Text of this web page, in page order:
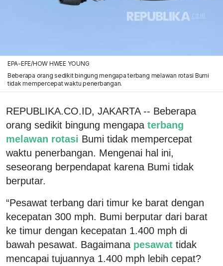
EPA-EFE/HOW HWEE YOUNG
Beberapa orang sedikit bingung mengapa terbang melawan rotasi Bumi
tidak mempercepat waktu penerbangan.
REPUBLIKA.CO.ID, JAKARTA -- Beberapa
orang sedikit bingung mengapa terbang
melawan rotasi Bumi tidak mempercepat
waktu penerbangan. Mengenai hal ini,
seseorang berpendapat karena Bumi tidak
berputar.
“Pesawat terbang dari timur ke barat dengan
kecepatan 300 mph. Bumi berputar dari barat
ke timur dengan kecepatan 1.400 mph di
bawah pesawat. Bagaimana pesawat tidak
mencapai tujuannya 1.400 mph lebih cepat?